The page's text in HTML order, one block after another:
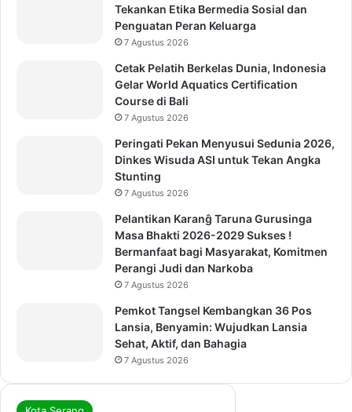
Tekankan Etika Bermedia Sosial dan
Penguatan Peran Keluarga
7 Agustus 2026
Cetak Pelatih Berkelas Dunia, Indonesia
Gelar World Aquatics Certification
Course di Bali
7 Agustus 2026
Peringati Pekan Menyusui Sedunia 2026,
Dinkes Wisuda ASI untuk Tekan Angka
Stunting
7 Agustus 2026
Pelantikan Karanĝ Taruna Gurusinga
Masa Bhakti 2026-2029 Sukses !
Bermanfaat bagi Masyarakat, Komitmen
Perangi Judi dan Narkoba
7 Agustus 2026
Pemkot Tangsel Kembangkan 36 Pos
Lansia, Benyamin: Wujudkan Lansia
Sehat, Aktif, dan Bahagia
7 Agustus 2026